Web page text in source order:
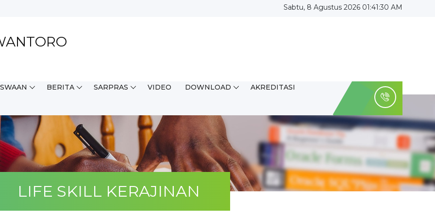
Sabtu, 8 Agustus 2026 01:41:30 AM
BERITA SARPRAS VIDEO DOWNLOAD AKREDITASI
LIFE SKILL KERAJINAN